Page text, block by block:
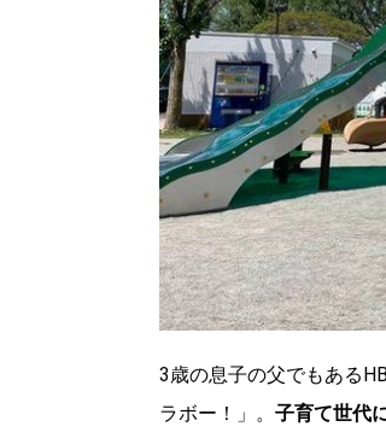
3歳の息子の父でもある
ラボー！」。 子育て世代